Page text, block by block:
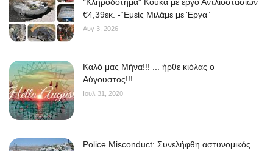
€4,39εκ. -“Εμείς Μιλάμε με Έργα”
Αυγ 3, 2026
Kαλό μας Μήνα!!! ... ήρθε κιόλας ο
Αύγουστος!!!
Ιουλ 31, 2020
Police Misconduct: Συνελήφθη αστυνομικός